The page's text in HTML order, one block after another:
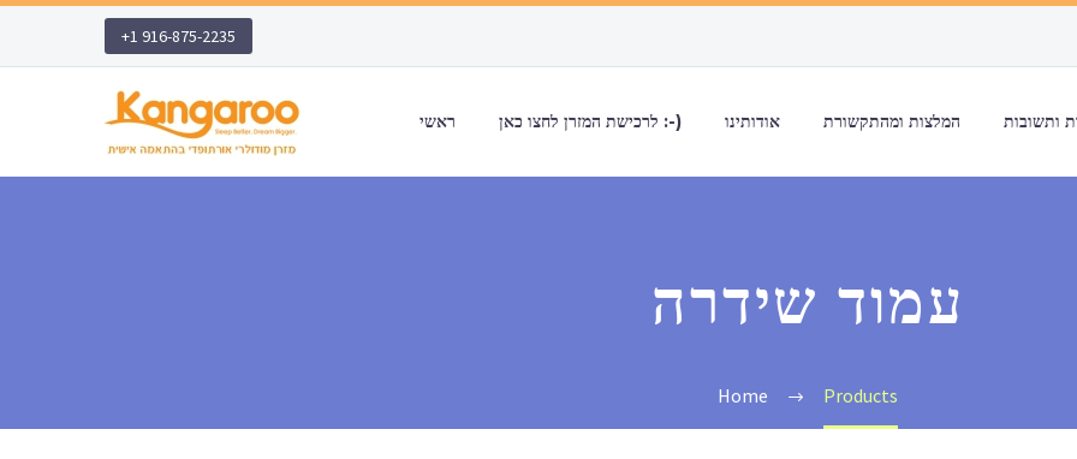
+1 916-875-2235
ראשי לרכישת המזרן לחצו כאן :-) אודותינו המלצות ומהתקשורת ותשובות
עמוד שידרה
Home Products